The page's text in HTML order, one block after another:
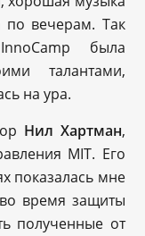
по вечерам. Так
была
талантами,
на ура.
Нил Хартман,
MIT. Его
показалась мне
время защиты
полученные от